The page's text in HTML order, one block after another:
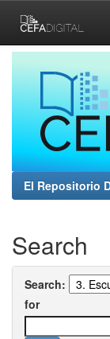
navigation
El Repositorio
Search
Search:
for